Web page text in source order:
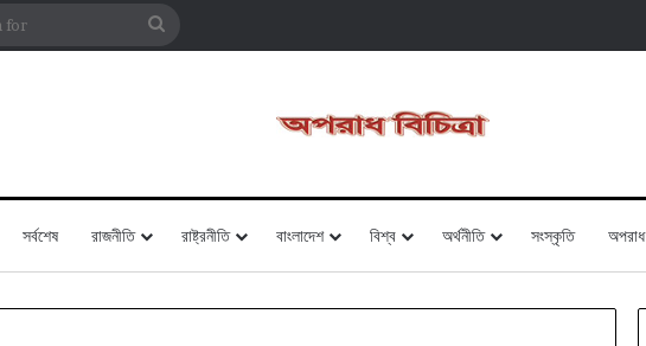
সর্বশেষ রাজনীতি রাষ্ট্রনীতি বাংলাদেশ বিশ্ব অর্থনীতি সংস্কৃতি অপরাধ